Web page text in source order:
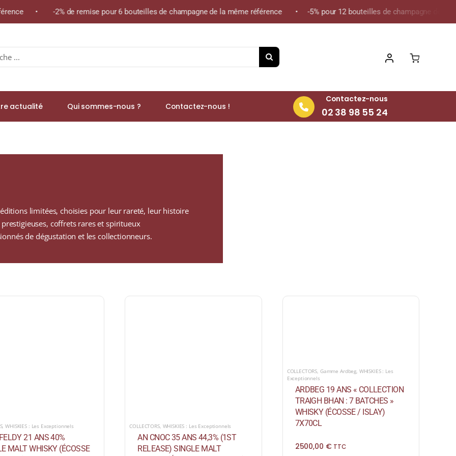
• -2% de remise pour 6 bouteilles de champagne de la même référence • -5% pour 12 bouteilles de champagne de la même
actualité Qui sommes-nous ? Contactez-nous !
Contactez-nous
02 38 98 55 24
limitées, choisies pour leur rareté, leur histoire
coffrets rares et spiritueux
de dégustation et les collectionneurs.
,WHISKIES : Les Exceptionnels
21 ANS 40%
MALT WHISKY (ÉCOSSE
COLLECTORS, WHISKIES : Les Exceptionnels
AN CNOC 35 ANS 44,3% (1ST
RELEASE) SINGLE MALT
COLLECTORS, Gamme Ardbeg, WHISKIES : Les
Exceptionnels
ARDBEG 19 ANS « COLLECTION
TRAIGH BHAN : 7 BATCHES »
WHISKY (ÉCOSSE / ISLAY)
7X70CL
2500,00 € TTC